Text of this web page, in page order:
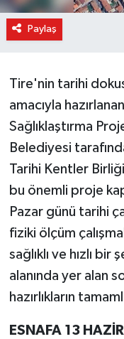
Paylaş
Tire'nin tarihi
amacıyla
Sağlıklaştırma
Belediyesi
Tarihi Kentler
bu önemli proje
Pazar günü tarihi
fiziki ölçüm
sağlıklı ve hızlı
alanında yer alan
hazırlıkların
ESNAFA 13